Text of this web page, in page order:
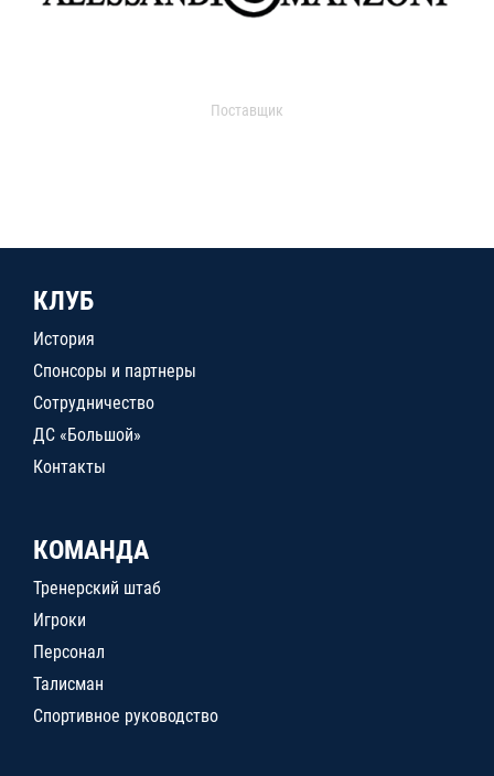
Поставщик
КЛУБ
История
Спонсоры и партнеры
Сотрудничество
ДС «Большой»
Контакты
КОМАНДА
Тренерский штаб
Игроки
Персонал
Талисман
Спортивное руководство